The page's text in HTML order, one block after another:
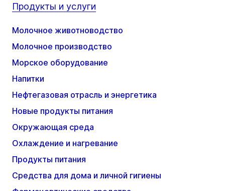
Продукты и услуги
Молочное животноводство
Молочное производство
Морское оборудование
Напитки
Нефтегазовая отрасль и энергетика
Новые продукты питания
Окружающая среда
Охлаждение и нагревание
Продукты питания
Средства для дома и личной гигиены